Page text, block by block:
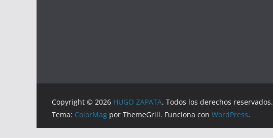
Copyright © 2026 HUGO ZAPATA. Todos los derechos reservados.
Tema: ColorMag por ThemeGrill. Funciona con WordPress.